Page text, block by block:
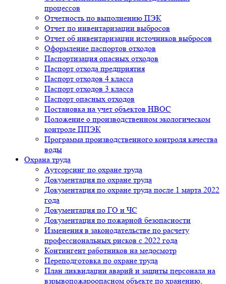
процессов
Отчетность по выполнению ПЭК
Отчет по инвентаризации выбросов
Отчет об инвентаризации источников выбросов
Оформление паспортов отходов
Паспортизация опасных отходов
Паспорт отхода предприятия
Паспорт отходов 4 класса
Паспорт отходов 3 класса
Паспорт опасных отходов
Постановка на учет объектов НВОС
Положение о производственном экологическом
контроле ППЭК
Программа производственного контроля качества
воды
Охрана труда
Аутсорсинг по охране труда
Документация по охране труда
Документация по охране труда после 1 марта 2022
года
Документация по ГО и ЧС
Документация по пожарной безопасности
Изменения в законодательстве по расчету
профессиональных рисков с 2022 года
Контингент работников на медосмотр
Переподготовка по охране труда
План ликвидации аварий и защиты персонала на
взрывопожароопасном объекте по хранению,